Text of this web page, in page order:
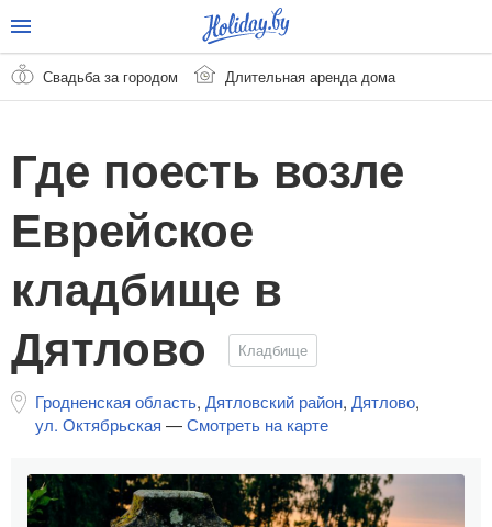
Свадьба за городом Длительная аренда дома
Где поесть возле
Еврейское
кладбище в
Дятлово
Кладбище
Гродненская область, Дятловский район, Дятлово,
ул. Октябрьская —Смотреть на карте